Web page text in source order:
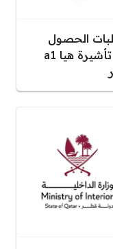
الحصول
على تأشيرة هيا a1